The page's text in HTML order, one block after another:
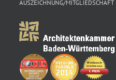
AUSZEICHNUNG/MITGLIEDSCHAFT